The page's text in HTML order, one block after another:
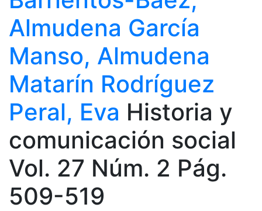
Almudena García
Manso, Almudena
Matarín Rodríguez
Peral, Eva Historia y
comunicación social
Vol. 27 Núm. 2 Pág.
509-519